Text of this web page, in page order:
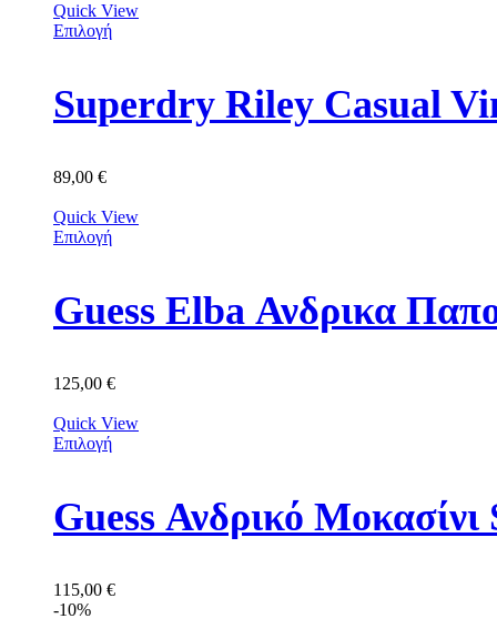
Quick View
Επιλογή
Superdry Riley Casual
89,00 €
Quick View
Επιλογή
Guess Elba Ανδρικα
125,00 €
Quick View
Επιλογή
Guess Ανδρικό
115,00 €
-10%